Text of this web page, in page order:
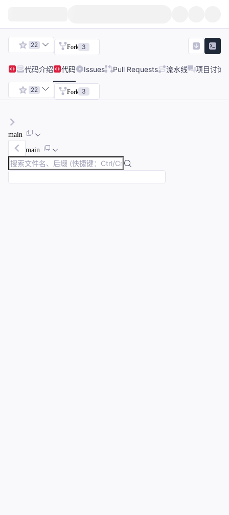
22 Fork 3
代码介绍 代码 Issues Pull Requests 流水线 项目讨论
22 Fork 3
main
main